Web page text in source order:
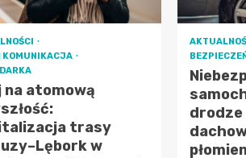
KOMUNIKACJA
na atomową
trasy
w
drodze